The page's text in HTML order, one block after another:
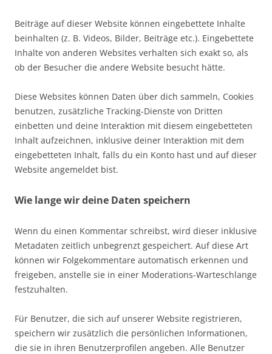
Beiträge auf dieser Website können eingebettete Inhalte
beinhalten (z. B. Videos, Bilder, Beiträge etc.). Eingebettete
Inhalte von anderen Websites verhalten sich exakt so, als
ob der Besucher die andere Website besucht hätte.
Diese Websites können Daten über dich sammeln, Cookies
benutzen, zusätzliche Tracking-Dienste von Dritten
einbetten und deine Interaktion mit diesem eingebetteten
Inhalt aufzeichnen, inklusive deiner Interaktion mit dem
eingebetteten Inhalt, falls du ein Konto hast und auf dieser
Website angemeldet bist.
Wie lange wir deine Daten speichern
Wenn du einen Kommentar schreibst, wird dieser inklusive
Metadaten zeitlich unbegrenzt gespeichert. Auf diese Art
können wir Folgekommentare automatisch erkennen und
freigeben, anstelle sie in einer Moderations-Warteschlange
festzuhalten.
Für Benutzer, die sich auf unserer Website registrieren,
speichern wir zusätzlich die persönlichen Informationen,
die sie in ihren Benutzerprofilen angeben. Alle Benutzer